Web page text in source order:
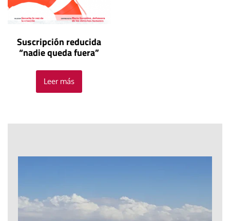
Suscripción reducida
“nadie queda fuera”
Leer más